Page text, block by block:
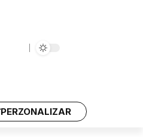
PERZONALIZAR